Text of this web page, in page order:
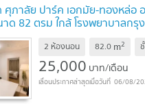
ศุภาลัย ปาร์ค เอกมัย-ทองหล่อ
ด 82 ตรม ใกล้ โรงพยาบาลกรุ
2 ห้องนอน 82.0 m2
25,000 บาท/เดือน
06/08/